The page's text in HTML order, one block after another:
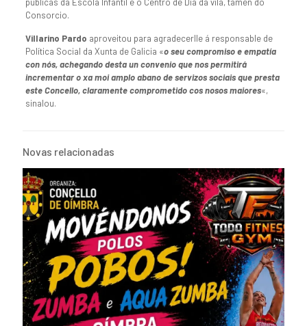
públicas da Escola Infantil e o Centro de Día da vila, tamén do
Consorcio.
Villarino Pardo aproveitou para agradecerlle á responsable de
Política Social da Xunta de Galicia «o seu compromiso e empatía
con nós, achegando desta un convenio que nos permitirá
incrementar o xa moi amplo abano de servizos sociais que presta
este Concello, claramente comprometido cos nosos maiores«,
sinalou.
Novas relacionadas